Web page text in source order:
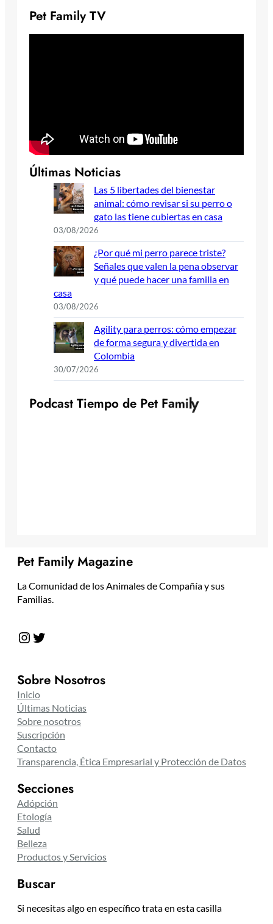
Pet Family TV
Últimas Noticias
Las 5 libertades del bienestar
animal: cómo revisar si su perro o
gato las tiene cubiertas en casa
03/08/2026
¿Por qué mi perro parece triste?
Señales que valen la pena observar
y qué puede hacer una familia en
casa
03/08/2026
Agility para perros: cómo empezar
de forma segura y divertida en
Colombia
30/07/2026
Podcast Tiempo de Pet Family
Pet Family Magazine
La Comunidad de los Animales de Compañía y sus
Familias.
Instagram Twitter
Sobre Nosotros
Inicio
Últimas Noticias
Sobre nosotros
Suscripción
Contacto
Transparencia, Ética Empresarial y Protección de Datos
Secciones
Adópción
Etología
Salud
Belleza
Productos y Servicios
Buscar
Si necesitas algo en específico trata en esta casilla